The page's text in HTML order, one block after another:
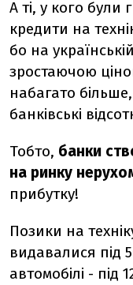
А ті, у кого були
кредити на
бо на
зростаючою
набагато
банківські
Тобто, банки
на ринку
прибутку!
Позики на
видавалися під
автомобілі - під